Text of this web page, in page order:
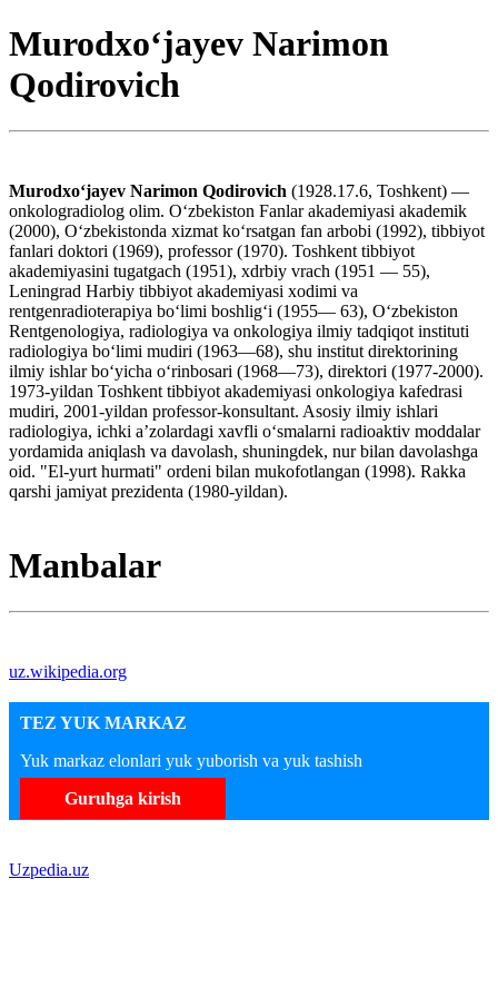
Murodxo‘jayev Narimon
Qodirovich
Murodxoʻjayev Narimon Qodirovich (1928.17.6, Toshkent) —
onkologradiolog olim. Oʻzbekiston Fanlar akademiyasi akademik
(2000), Oʻzbekistonda xizmat koʻrsatgan fan arbobi (1992), tibbiyot
fanlari doktori (1969), professor (1970). Toshkent tibbiyot
akademiyasini tugatgach (1951), xdrbiy vrach (1951 — 55),
Leningrad Harbiy tibbiyot akademiyasi xodimi va
rentgenradioterapiya boʻlimi boshligʻi (1955— 63), Oʻzbekiston
Rentgenologiya, radiologiya va onkologiya ilmiy tadqiqot instituti
radiologiya boʻlimi mudiri (1963—68), shu institut direktorining
ilmiy ishlar boʻyicha oʻrinbosari (1968—73), direktori (1977-2000).
1973-yildan Toshkent tibbiyot akademiyasi onkologiya kafedrasi
mudiri, 2001-yildan professor-konsultant. Asosiy ilmiy ishlari
radiologiya, ichki aʼzolardagi xavfli oʻsmalarni radioaktiv moddalar
yordamida aniqlash va davolash, shuningdek, nur bilan davolashga
oid. "El-yurt hurmati" ordeni bilan mukofotlangan (1998). Rakka
qarshi jamiyat prezidenta (1980-yildan).
Manbalar
uz.wikipedia.org
TEZ YUK MARKAZ
Yuk markaz elonlari yuk yuborish va yuk tashish
Guruhga kirish
Uzpedia.uz